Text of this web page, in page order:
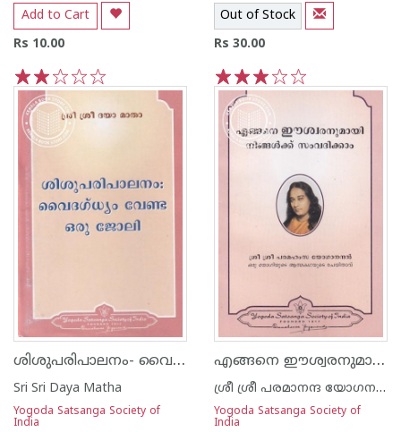
Add to Cart
Rs 10.00
5
4
3
2
1
Out of Stock
Rs 30.00
5
4
3
2
1
ശിശുപരിപാലനം- വൈദഗ്ധ്യം വേണ്ട ഒരു ജോലി
Sri Sri Daya Matha
Yogoda Satsanga Society of
India
എങ്ങനെ ഈശ്വരനുമായി നിങ്ങൾക്ക് സംവദിക്കാം
ശ്രീ ശ്രീ പരമാനന്ദ യോഗനന്ദ
Yogoda Satsanga Society of
India